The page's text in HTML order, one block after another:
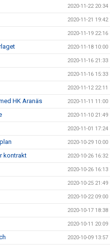
2020-11-22 20:34
2020-11-21 19:42
2020-11-19 22:16
2020-11-18 10:00
2020-11-16 21:33
2020-11-16 15:33
2020-11-12 22:11
HK Aranäs 2020-11-11 11:00
2020-11-10 21:49
2020-11-01 17:24
2020-10-29 10:00
kontrakt 2020-10-26 16:32
2020-10-26 16:13
2020-10-25 21:49
2020-10-22 09:00
2020-10-17 18:38
2020-10-11 20:09
2020-10-09 13:57